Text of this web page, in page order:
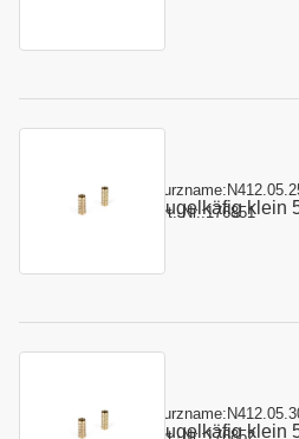
Kugelkäfig klein
Kurzname:
Art.-Nr.:176851
Kugelkäfig klein
Kurzname: